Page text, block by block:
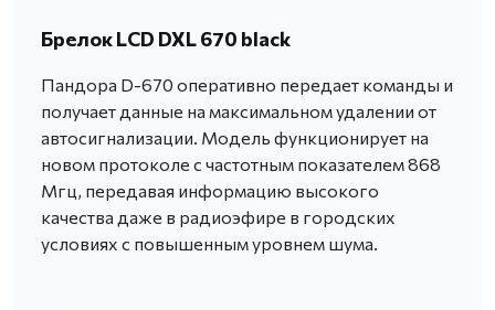
Брелок LCD DXL 670 black
Пандора D-670 оперативно передает команды и
получает данные на максимальном удалении от
автосигнализации. Модель функционирует на
новом протоколе с частотным показателем 868
Мгц, передавая информацию высокого
качества даже в радиоэфире в городских
условиях с повышенным уровнем шума.